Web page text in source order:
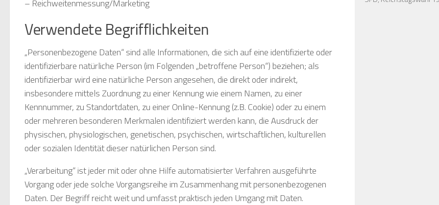
– Reichweitenmessung/Marketing
Verwendete Begrifflichkeiten
„Personenbezogene Daten“ sind alle Informationen, die sich auf eine identifizierte oder
identifizierbare natürliche Person (im Folgenden „betroffene Person“) beziehen; als
identifizierbar wird eine natürliche Person angesehen, die direkt oder indirekt,
insbesondere mittels Zuordnung zu einer Kennung wie einem Namen, zu einer
Kennnummer, zu Standortdaten, zu einer Online-Kennung (z.B. Cookie) oder zu einem
oder mehreren besonderen Merkmalen identifiziert werden kann, die Ausdruck der
physischen, physiologischen, genetischen, psychischen, wirtschaftlichen, kulturellen
oder sozialen Identität dieser natürlichen Person sind.
„Verarbeitung“ ist jeder mit oder ohne Hilfe automatisierter Verfahren ausgeführte
Vorgang oder jede solche Vorgangsreihe im Zusammenhang mit personenbezogenen
Daten. Der Begriff reicht weit und umfasst praktisch jeden Umgang mit Daten.